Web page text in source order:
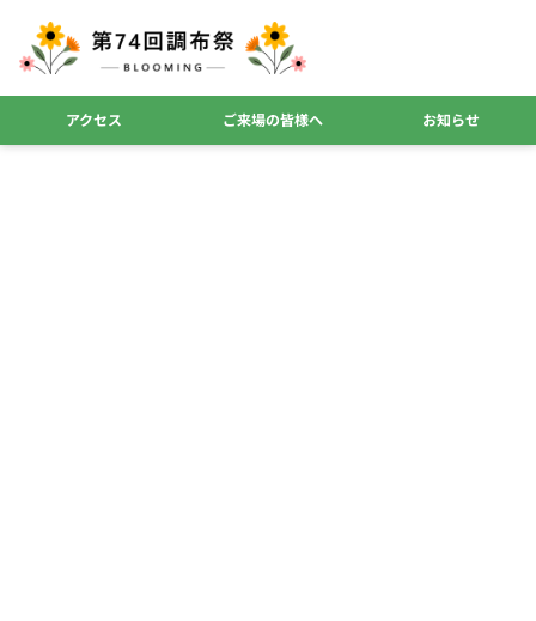
アクセス ご来場の皆様へ お知らせ